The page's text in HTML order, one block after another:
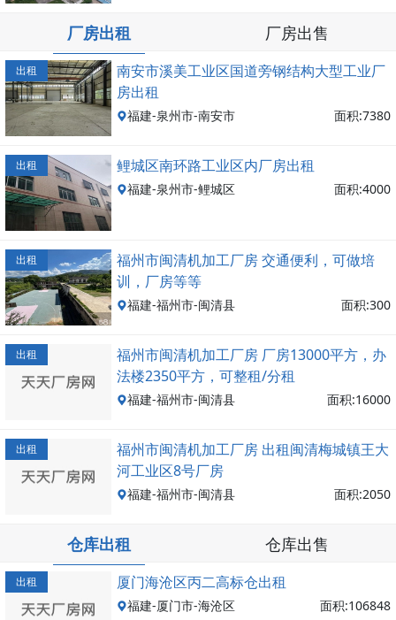
厂房出租 厂房出售
出租
南安市溪美工业区国道旁钢结构大型工业厂
房出租
福建-泉州市-南安市 面积:7380
出租 鲤城区南环路工业区内厂房出租
福建-泉州市-鲤城区 面积:4000
出租
福州市闽清机加工厂房 交通便利，可做培
训，厂房等等
福建-福州市-闽清县 面积:300
出租
福州市闽清机加工厂房 厂房13000平方，办
法楼2350平方，可整租/分租
福建-福州市-闽清县 面积:16000
出租
福州市闽清机加工厂房 出租闽清梅城镇王大
河工业区8号厂房
福建-福州市-闽清县 面积:2050
仓库出租 仓库出售
出租 厦门海沧区丙二高标仓出租
福建-厦门市-海沧区 面积:106848